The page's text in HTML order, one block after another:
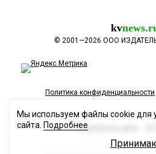
kv
© 2001—2026 ООО
Политика конфиденциальности
Разработка сайта
Мы используем файлы cookie для
сайта. Подробнее